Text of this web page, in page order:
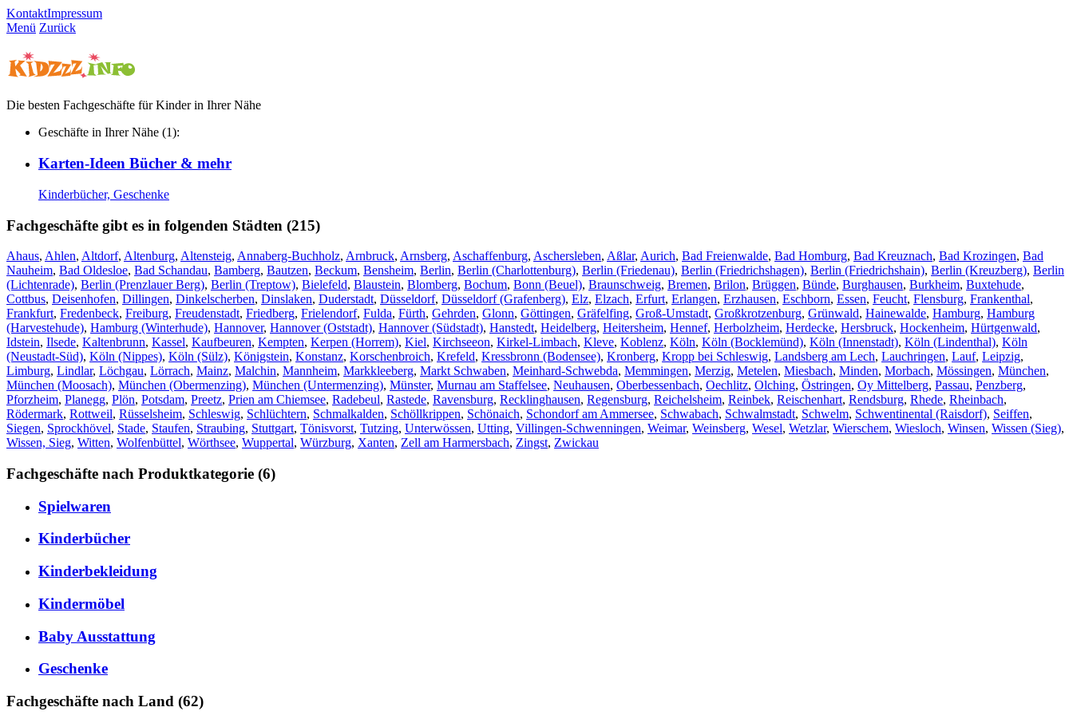
KontaktImpressum
Menü Zurück
Die besten Fachgeschäfte für Kinder in Ihrer Nähe
Geschäfte in Ihrer Nähe (1):
Karten-Ideen Bücher & mehr
Kinderbücher, Geschenke
Fachgeschäfte gibt es in folgenden Städten (215)
Ahaus, Ahlen, Altdorf, Altenburg, Altensteig, Annaberg-Buchholz, Arnbruck, Arnsberg, Aschaffenburg, Aschersleben, Aßlar, Aurich, Bad Freienwalde, Bad Homburg, Bad Kreuznach, Bad Krozingen, Bad
Nauheim, Bad Oldesloe, Bad Schandau, Bamberg, Bautzen, Beckum, Bensheim, Berlin, Berlin (Charlottenburg), Berlin (Friedenau), Berlin (Friedrichshagen), Berlin (Friedrichshain), Berlin (Kreuzberg), Berlin
(Lichtenrade), Berlin (Prenzlauer Berg), Berlin (Treptow), Bielefeld, Blaustein, Blomberg, Bochum, Bonn (Beuel), Braunschweig, Bremen, Brilon, Brüggen, Bünde, Burghausen, Burkheim, Buxtehude,
Cottbus, Deisenhofen, Dillingen, Dinkelscherben, Dinslaken, Duderstadt, Düsseldorf, Düsseldorf (Grafenberg), Elz, Elzach, Erfurt, Erlangen, Erzhausen, Eschborn, Essen, Feucht, Flensburg, Frankenthal,
Frankfurt, Fredenbeck, Freiburg, Freudenstadt, Friedberg, Frielendorf, Fulda, Fürth, Gehrden, Glonn, Göttingen, Gräfelfing, Groß-Umstadt, Großkrotzenburg, Grünwald, Hainewalde, Hamburg, Hamburg
(Harvestehude), Hamburg (Winterhude), Hannover, Hannover (Oststadt), Hannover (Südstadt), Hanstedt, Heidelberg, Heitersheim, Hennef, Herbolzheim, Herdecke, Hersbruck, Hockenheim, Hürtgenwald,
Idstein, Ilsede, Kaltenbrunn, Kassel, Kaufbeuren, Kempten, Kerpen (Horrem), Kiel, Kirchseeon, Kirkel-Limbach, Kleve, Koblenz, Köln, Köln (Bocklemünd), Köln (Innenstadt), Köln (Lindenthal), Köln
(Neustadt-Süd), Köln (Nippes), Köln (Sülz), Königstein, Konstanz, Korschenbroich, Krefeld, Kressbronn (Bodensee), Kronberg, Kropp bei Schleswig, Landsberg am Lech, Lauchringen, Lauf, Leipzig,
Limburg, Lindlar, Löchgau, Lörrach, Mainz, Malchin, Mannheim, Markkleeberg, Markt Schwaben, Meinhard-Schwebda, Memmingen, Merzig, Metelen, Miesbach, Minden, Morbach, Mössingen, München,
München (Moosach), München (Obermenzing), München (Untermenzing), Münster, Murnau am Staffelsee, Neuhausen, Oberbessenbach, Oechlitz, Olching, Östringen, Oy Mittelberg, Passau, Penzberg,
Pforzheim, Planegg, Plön, Potsdam, Preetz, Prien am Chiemsee, Radebeul, Rastede, Ravensburg, Recklinghausen, Regensburg, Reichelsheim, Reinbek, Reischenhart, Rendsburg, Rhede, Rheinbach,
Rödermark, Rottweil, Rüsselsheim, Schleswig, Schlüchtern, Schmalkalden, Schöllkrippen, Schönaich, Schondorf am Ammersee, Schwabach, Schwalmstadt, Schwelm, Schwentinental (Raisdorf), Seiffen,
Siegen, Sprockhövel, Stade, Staufen, Straubing, Stuttgart, Tönisvorst, Tutzing, Unterwössen, Utting, Villingen-Schwenningen, Weimar, Weinsberg, Wesel, Wetzlar, Wierschem, Wiesloch, Winsen, Wissen (Sieg),
Wissen, Sieg, Witten, Wolfenbüttel, Wörthsee, Wuppertal, Würzburg, Xanten, Zell am Harmersbach, Zingst, Zwickau
Fachgeschäfte nach Produktkategorie (6)
Spielwaren
Kinderbücher
Kinderbekleidung
Kindermöbel
Baby Ausstattung
Geschenke
Fachgeschäfte nach Land (62)